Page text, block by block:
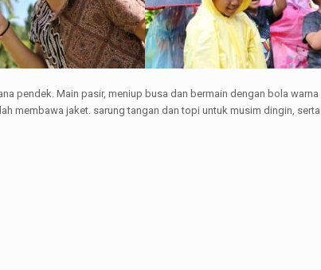
pendek. Main pasir, meniup busa dan bermain dengan bola
membawa jaket. sarung tangan dan topi untuk musim dingin,